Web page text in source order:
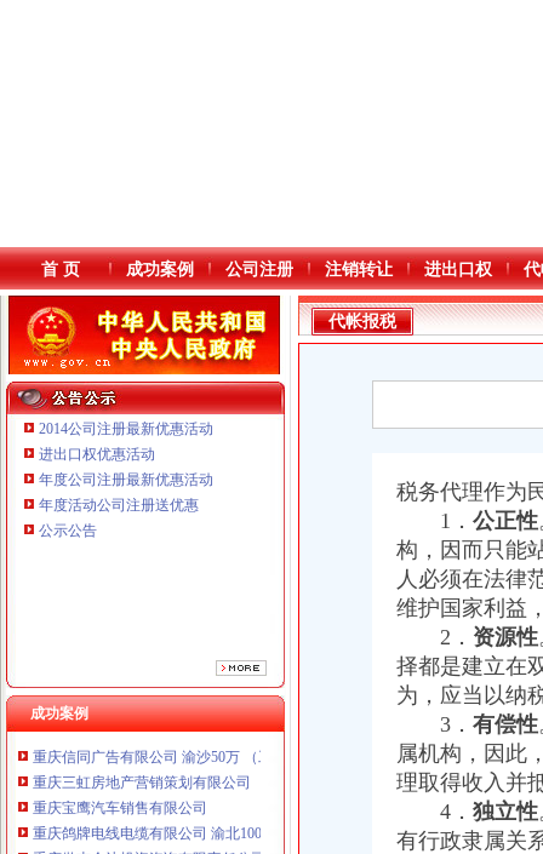
本站导航
首 页 成功案例 公司注册 注销转让 进出口权
2014公司注册最新优惠活动
进出口权优惠活动
年度公司注册最新优惠活动
年度活动公司注册送优惠
公示公告
成功案例
重庆鸽牌电线电缆有限公司 渝北10010万 (进出口权)
重庆傲志众达投资咨询有限责任公司 渝九1000万 （增资）
重庆星竣贸易有限责任公司 渝中100万 （进出口权）
重庆海谛升进出口贸易有限公司 渝北100万 （进出口权）
重庆奕欣锦诚商贸有限公司 渝九50万 （工商注册）
重庆信同广告有限公司 渝沙50万 （工商注册）
重庆三虹房地产营销策划有限公司
重庆宝鹰汽车销售有限公司
重庆鸽牌电线电缆有限公司 渝北10010万 (进出口权)
重庆傲志众达投资咨询有限责任公司 渝九1000万 （增资）
代帐报税
税务代理作为
1． 公正性
构，因而只能
人必须在法律
维护国家利益
2． 资源性
择都是建立在
为，应当以纳
3． 有偿性
属机构，因此
理取得收入并
4． 独立性
有行政隶属关